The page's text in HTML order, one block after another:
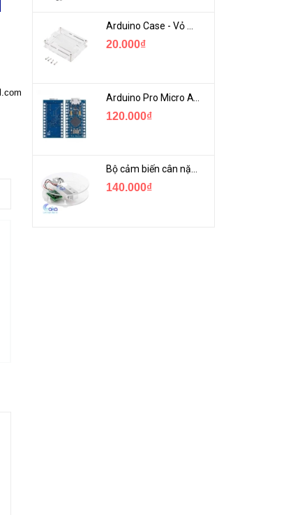
loadcell 1KG khung mica
20.000₫
Arduino Pro Micro ATmega32U4 USB Mini
120.000₫
Bộ cảm biến cân nặng loadcell 1KG khung mica
140.000₫